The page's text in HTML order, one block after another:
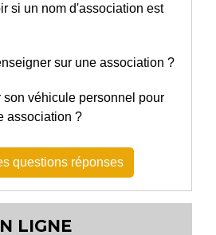
si un nom d'association est
sur une association ?
son véhicule personnel pour
association ?
questions réponses
LIGNE